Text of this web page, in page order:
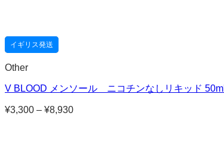
イギリス発送
Other
V BLOOD メンソール ニコチンなしリキッド 50ml
¥3,300 – ¥8,930価